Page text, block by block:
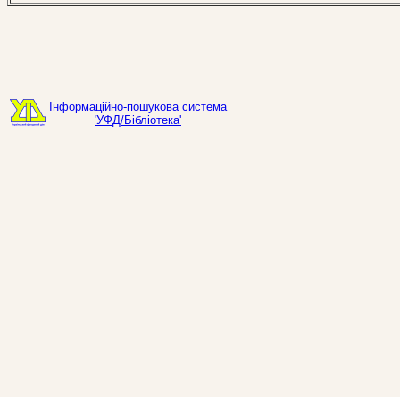
Інформаційно-пошукова система
'УФД/Бібліотека'